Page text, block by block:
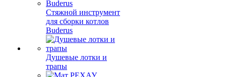
Стяжной инструмент
для сборки котлов
Buderus
Душевые лотки и
трапы